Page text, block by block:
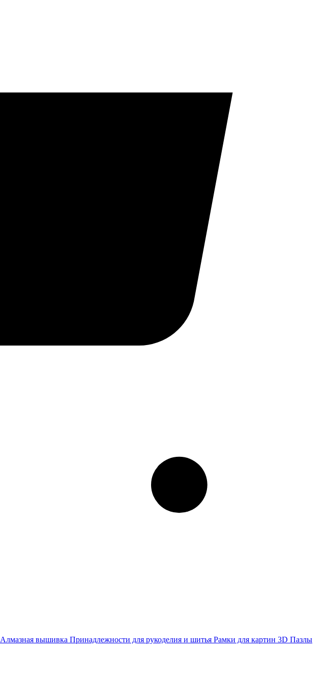
Алмазная вышивка Принадлежности для рукоделия и шитья Рамки для картин 3D Пазлы